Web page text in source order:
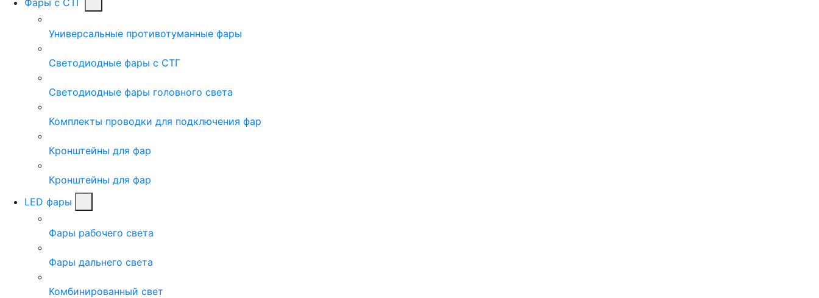
Универсальные противотуманные фары
Светодиодные фары с СТГ
Светодиодные фары головного света
Комплекты проводки для подключения фар
Кронштейны для фар
Кронштейны для фар
LED фары
Фары рабочего света
Фары дальнего света
Комбинированный свет